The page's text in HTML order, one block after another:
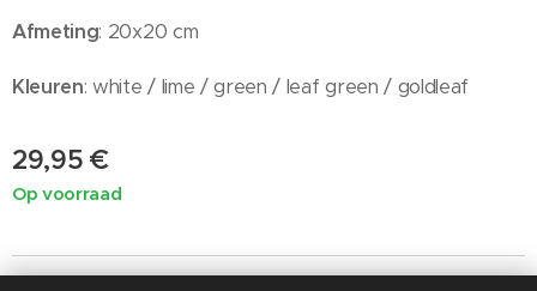
Afmeting: 20x20 cm
Kleuren: white / lime / green / leaf green / goldleaf
29,95 €
Op voorraad